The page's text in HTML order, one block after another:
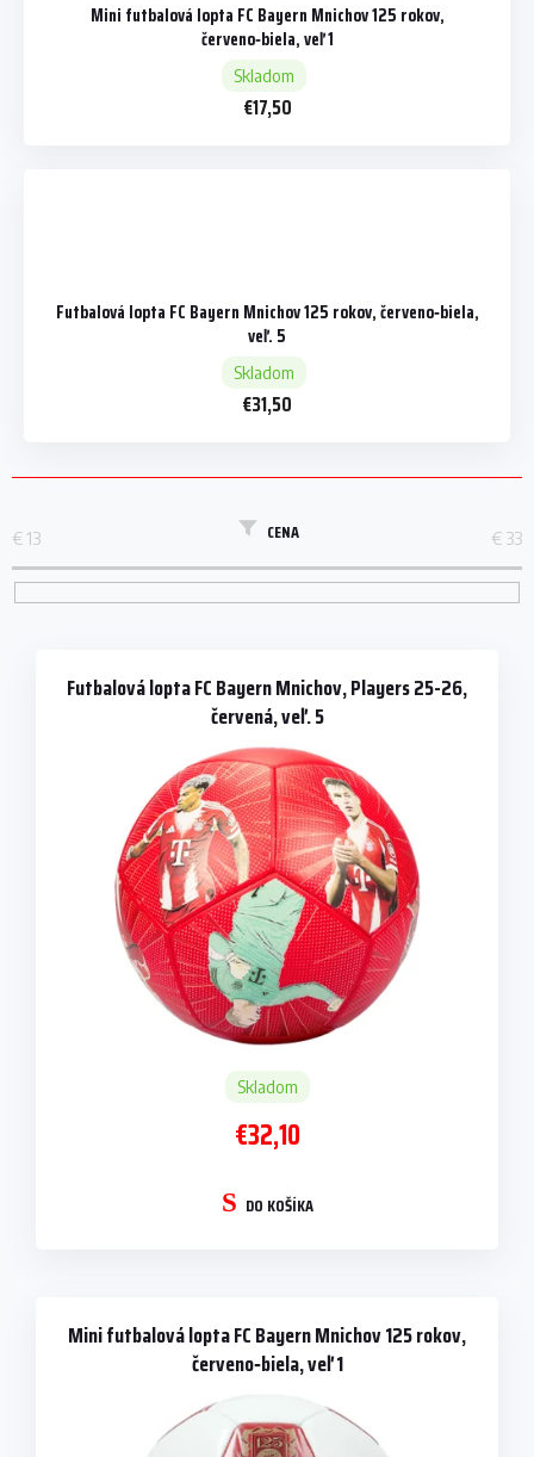
Mini futbalová lopta FC Bayern Mnichov 125 rokov,
červeno‑biela, veľ 1
Skladom
€17,50
Futbalová lopta FC Bayern Mnichov 125 rokov, červeno‑biela,
veľ. 5
Skladom
€31,50
CENA
€13 € 33
Futbalová lopta FC Bayern Mnichov, Players 25-26,
červená, veľ. 5
Skladom
€32,10
DO KOŠÍKA
Mini futbalová lopta FC Bayern Mnichov 125 rokov,
červeno‑biela, veľ 1